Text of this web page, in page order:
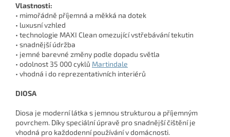
Vlastnosti:
• mimořádně příjemná a měkká na dotek
• luxusní vzhled
• technologie MAXI Clean omezující vstřebávání tekutin
• snadnější údržba
• jemné barevné změny podle dopadu světla
• odolnost 35 000 cyklů Martindale
• vhodná i do reprezentativních interiérů
DIOSA
Diosa je moderní látka s jemnou strukturou a příjemným
povrchem. Díky speciální úpravě pro snadnější čištění je
vhodná pro každodenní používání v domácnosti.